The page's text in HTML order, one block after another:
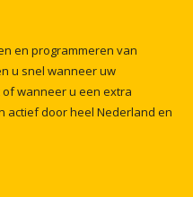
en programmeren van
u snel wanneeruw
ofwanneeru een extra
actiefdoorheel Nederland en